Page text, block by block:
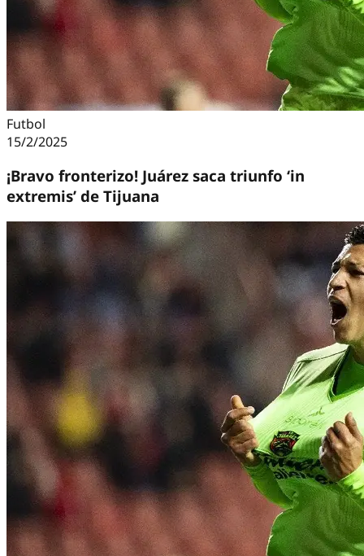
Futbol
15/2/2025
¡Bravo fronterizo! Juárez saca triunfo ‘in
extremis’ de Tijuana